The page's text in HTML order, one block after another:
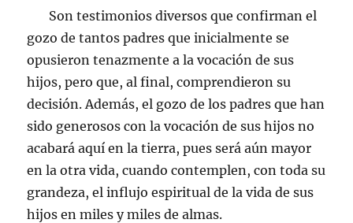
Son testimonios diversos que confirman el
gozo de tantos padres que inicialmente se
opusieron tenazmente a la vocación de sus
hijos, pero que, al final, comprendieron su
decisión. Además, el gozo de los padres que han
sido generosos con la vocación de sus hijos no
acabará aquí en la tierra, pues será aún mayor
en la otra vida, cuando contemplen, con toda su
grandeza, el influjo espiritual de la vida de sus
hijos en miles y miles de almas.